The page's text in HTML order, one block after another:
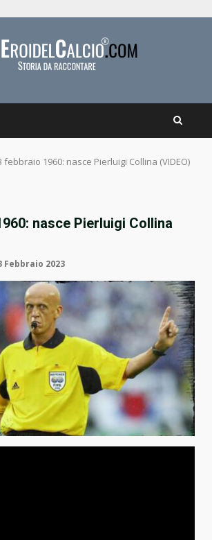
febbraio 1960: nasce Pierluigi Collina (VIDEO)
nasce Pierluigi Collina
Febbraio 2023